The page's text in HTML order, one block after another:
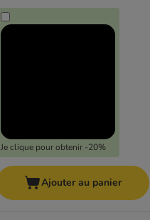
Je clique pour obtenir -20%
Ajouter au panier